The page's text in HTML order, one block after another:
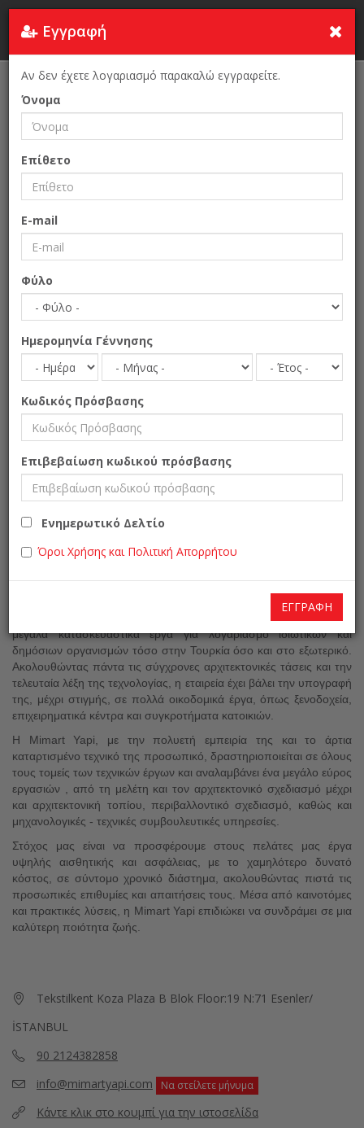
Αρχική Σελίδα Επιχειρείν Mimart Construction
Mimart Construction
Κατασκευαστικό και Αρχιτεκτονικό Γραφείο
ΕΠΙΧΕΙΡΕΊΝ
Kατασκευαστικά
Τουρκία » Κωνσταντινούπολη
Η Mimart Yapi λειτουργεί από το 1992 ως κατασκευαστική εταιρεία
και αρχιτεκτονικό γραφείο, που αναλαμβάνει να φέρει εις πέρας
μεγάλα κατασκευαστικά έργα για λογαριασμό ιδιωτικών και
δημόσιων οργανισμών τόσο στην Τουρκία όσο και στο εξωτερικό.
Ακολουθώντας πάντα τις σύγχρονες αρχιτεκτονικές τάσεις και την
τελευταία λέξη της τεχνολογίας, η εταιρεία έχει βάλει την υπογραφή
της, μέχρι στιγμής, σε πολλά οικοδομικά έργα, όπως ξενοδοχεία,
επιχειρηματικά κέντρα και συγκροτήματα κατοικιών.
Η Mimart Yapi, με την πολυετή εμπειρία της και το άρτια
καταρτισμένο τεχνικό της προσωπικό, δραστηριοποιείται σε όλους
τους τομείς των τεχνικών έργων και αναλαμβάνει ένα μεγάλο εύρος
εργασιών , από τη μελέτη και τον αρχιτεκτονικό σχεδιασμό μέχρι
και αρχιτεκτονική τοπίου, περιβαλλοντικό σχεδιασμό, καθώς και
μηχανολογικές - τεχνικές συμβουλευτικές υπηρεσίες.
Στόχος μας είναι να προσφέρουμε στους πελάτες μας έργα
υψηλής αισθητικής και ασφάλειας, με το χαμηλότερο δυνατό
κόστος, σε σύντομο χρονικό διάστημα, ακολουθώντας πιστά τις
προσωπικές επιθυμίες και απαιτήσεις τους. Μέσα από καινοτόμες
και πρακτικές λύσεις, η Mimart Yapi επιδιώκει να συνδράμει σε μια
καλύτερη ποιότητα ζωής.
Tekstilkent Koza Plaza B Blok Floor:19 N:71 Esenler/
İSTANBUL
90 2124382858
info@mimartyapi.com
Να στείλετε μήνυμα
Κάντε κλικ στο κουμπί για την ιστοσελίδα
Εγγραφή
Αν δεν έχετε λογαριασμό παρακαλώ εγγραφείτε.
Όνομα
Επίθετο
E-mail
Φύλο
Ημερομηνία Γέννησης
Κωδικός Πρόσβασης
Επιβεβαίωση κωδικού πρόσβασης
Ενημερωτικό Δελτίο
Όροι Χρήσης και Πολιτική Απορρήτου
ΕΓΓΡΑΦΉ